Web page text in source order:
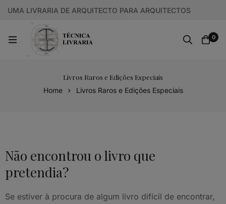
UMA LIVRARIA DE ARQUITECTO PARA ARQUITECTOS
0
Livros Raros e Edições Especiais
Home Livros Raros e Edições Especiais
Não encontrou o livro que
pretendia?
Se estiver à procura de algum livro difícil de encontrar,